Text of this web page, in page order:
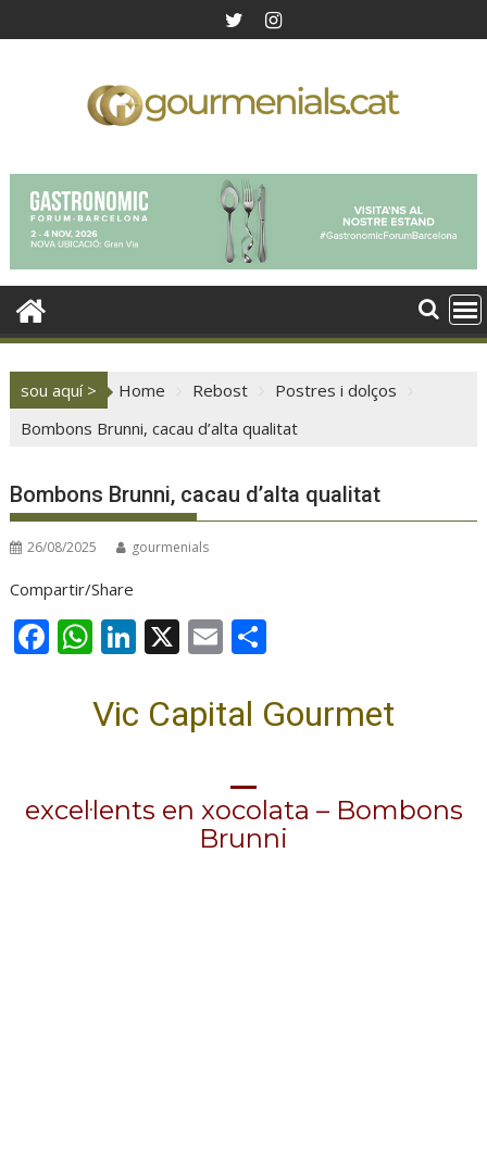
to
sou aquí > Home Rebost
Postres i dolços
Bombons Brunni, cacau d’alta qualitat
Bombons Brunni, cacau d’alta qualitat
26/08/2025 gourmenials
Compartir/Share
F
o
W
at
s
p
Li
k
e
n
X E
ai
l
m
p
te
ix
Vic Capital Gourmet
excel·lents en xocolata – Bombons
Brunni